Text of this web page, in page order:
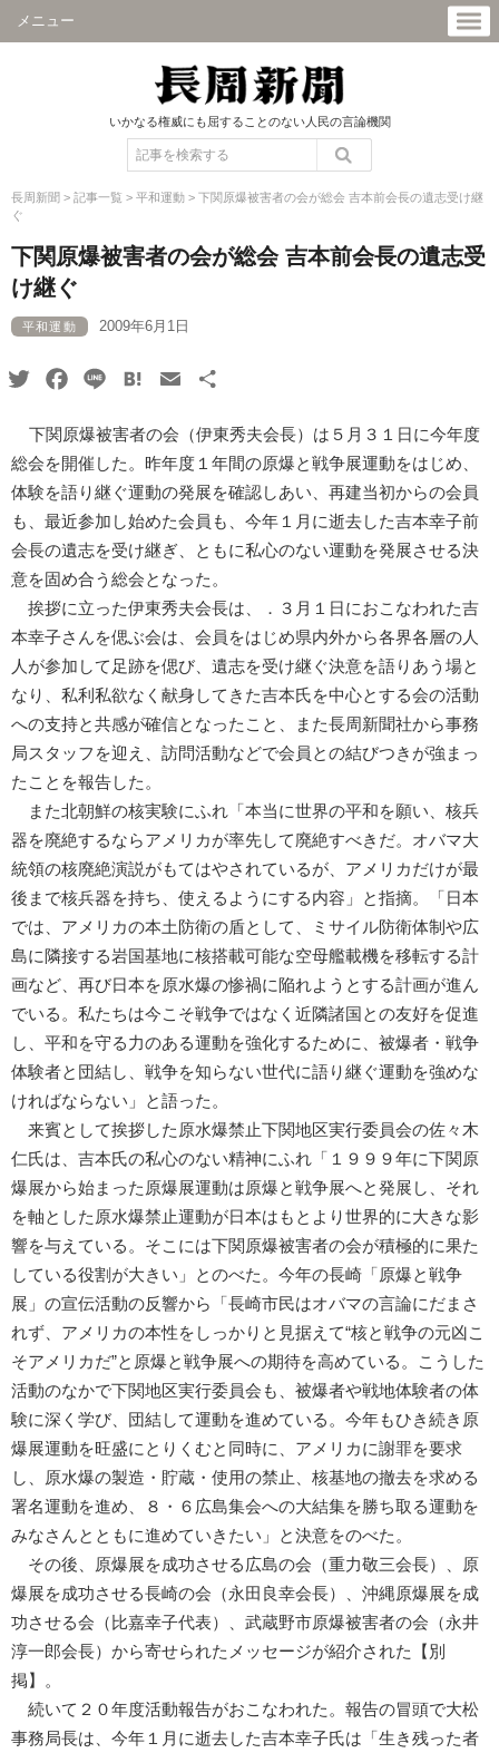
メニュー
いかなる権威にも屈することのない人民の言論機関
長周新聞 > 記事一覧 > 平和運動 > 下関原爆被害者の会が総会 吉本前会長の遺志受け継
ぐ
下関原爆被害者の会が総会 吉本前会長の遺志受
け継ぐ
平和運動 2009年6月1日
TwitterFacebook
Line HatenaEmail
下関原爆被害者の会（伊東秀夫会長）は５月３１日に今年度
総会を開催した。昨年度１年間の原爆と戦争展運動をはじめ、
体験を語り継ぐ運動の発展を確認しあい、再建当初からの会員
も、最近参加し始めた会員も、今年１月に逝去した吉本幸子前
会長の遺志を受け継ぎ、ともに私心のない運動を発展させる決
意を固め合う総会となった。
挨拶に立った伊東秀夫会長は、．３月１日におこなわれた吉
本幸子さんを偲ぶ会は、会員をはじめ県内外から各界各層の人
人が参加して足跡を偲び、遺志を受け継ぐ決意を語りあう場と
なり、私利私欲なく献身してきた吉本氏を中心とする会の活動
への支持と共感が確信となったこと、また長周新聞社から事務
局スタッフを迎え、訪問活動などで会員との結びつきが強まっ
たことを報告した。
また北朝鮮の核実験にふれ「本当に世界の平和を願い、核兵
器を廃絶するならアメリカが率先して廃絶すべきだ。オバマ大
統領の核廃絶演説がもてはやされているが、アメリカだけが最
後まで核兵器を持ち、使えるようにする内容」と指摘。「日本
では、アメリカの本土防衛の盾として、ミサイル防衛体制や広
島に隣接する岩国基地に核搭載可能な空母艦載機を移転する計
画など、再び日本を原水爆の惨禍に陥れようとする計画が進ん
でいる。私たちは今こそ戦争ではなく近隣諸国との友好を促進
し、平和を守る力のある運動を強化するために、被爆者・戦争
体験者と団結し、戦争を知らない世代に語り継ぐ運動を強めな
ければならない」と語った。
来賓として挨拶した原水爆禁止下関地区実行委員会の佐々木
仁氏は、吉本氏の私心のない精神にふれ「１９９９年に下関原
爆展から始まった原爆展運動は原爆と戦争展へと発展し、それ
を軸とした原水爆禁止運動が日本はもとより世界的に大きな影
響を与えている。そこには下関原爆被害者の会が積極的に果た
している役割が大きい」とのべた。今年の長崎「原爆と戦争
展」の宣伝活動の反響から「長崎市民はオバマの言論にだまさ
れず、アメリカの本性をしっかりと見据えて“核と戦争の元凶こ
そアメリカだ”と原爆と戦争展への期待を高めている。こうした
活動のなかで下関地区実行委員会も、被爆者や戦地体験者の体
験に深く学び、団結して運動を進めている。今年もひき続き原
爆展運動を旺盛にとりくむと同時に、アメリカに謝罪を要求
し、原水爆の製造・貯蔵・使用の禁止、核基地の撤去を求める
署名運動を進め、８・６広島集会への大結集を勝ち取る運動を
みなさんとともに進めていきたい」と決意をのべた。
その後、原爆展を成功させる広島の会（重力敬三会長）、原
爆展を成功させる長崎の会（永田良幸会長）、沖縄原爆展を成
功させる会（比嘉幸子代表）、武蔵野市原爆被害者の会（永井
淳一郎会長）から寄せられたメッセージが紹介された【別
掲】。
続いて２０年度活動報告がおこなわれた。報告の冒頭で大松
事務局長は、今年１月に逝去した吉本幸子氏は「生き残った者